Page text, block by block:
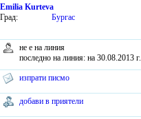
Emilia Kurteva
Град:
Бургас
не е на линия
последно на линия: на 30.08.2013 г.
изпрати писмо
добави в приятели